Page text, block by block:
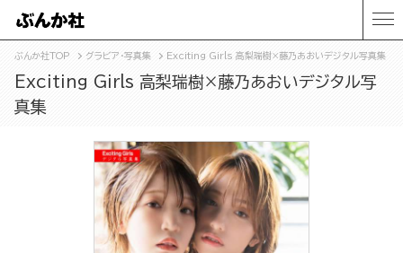
ぶんか社TOP グラビア・写真集 Exciting Girls 高梨瑞樹×藤乃あおいデジタル写真集
Exciting Girls 高梨瑞樹×藤乃あおいデジタル写
真集